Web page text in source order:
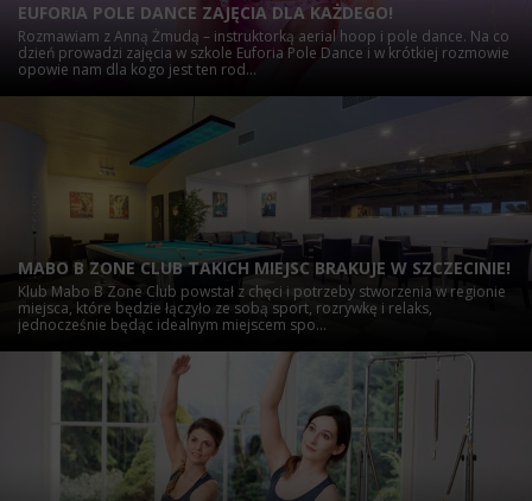
EUFORIA POLE DANCE ZAJĘCIA DLA KAŻDEGO!
Rozmawiam z Anną Żmudą – instruktorką aerial hoop i pole dance. Na co
dzień prowadzi zajęcia w szkole Euforia Pole Dance i w krótkiej rozmowie
opowie nam dla kogo jest ten rod...
MABO B ZONE CLUB TAKICH MIEJSC BRAKUJE W SZCZECINIE!
Klub Mabo B Zone Club powstał z chęci i potrzeby stworzenia w regionie
miejsca, które będzie łączyło ze sobą sport, rozrywkę i relaks,
jednocześnie będąc idealnym miejscem spo...